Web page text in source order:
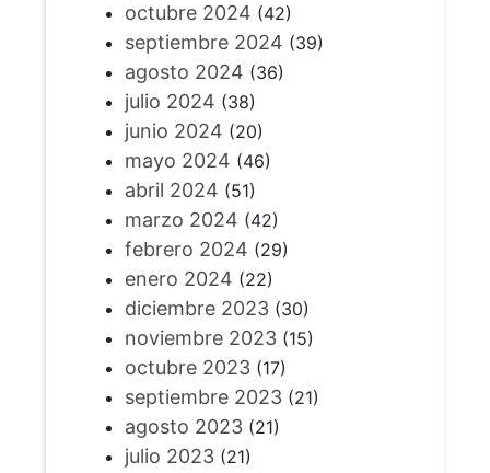
octubre 2024 (42)
septiembre 2024 (39)
agosto 2024 (36)
julio 2024 (38)
junio 2024 (20)
mayo 2024 (46)
abril 2024 (51)
marzo 2024 (42)
febrero 2024 (29)
enero 2024 (22)
diciembre 2023(30)
noviembre 2023(15)
octubre 2023(17)
septiembre 2023(21)
agosto 2023(21)
julio 2023(21)